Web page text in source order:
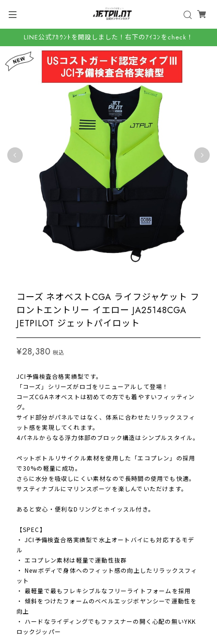
LINE公式ｱｶｳﾝﾄを開設しました！右下のｱｲｺﾝをcheck！
コーズ ネオベストCGA ライフジャケット フ
ロントエントリー イエロー JA25148CGA
JETPILOT ジェットパイロット
¥28,380 税込
JCI予備検査合格実績型です。
「コーズ」シリーズがロゴをリニューアルして登場！
コーズCGAネオベストは初めての方でも着やすいフィッティン
グ。
サイド部分がパネルではなく、体系に合わせたリラックスフィ
ット感を実現してくれます。
4パネルからなる浮力体部のブロック構造はシンプルスタイル。
ペットボトルリサイクル素材を使用した「エコプレン」の採用
で30%の軽量に成功。
さらに水分を吸収しにくい素材なので長時間の使用でも快適。
サスティナブルにマリンスポーツを楽しんでいただけます。
あると安心・便利なDリングとホイッスル付き。
【SPEC】
・ JCI予備検査合格実績型で水上オートバイにも対応するモデ
ル
・ エコプレン素材は軽量で運動性抜群
・ Newボディで身体へのフィット感の向上したリラックスフィ
ット
・ 最軽量で最もフレキシブルなフリーライトフォームを採用
・ 傾斜をつけたフォームのベベルエッジボヤンシーで運動性を
向上
・ ハードなライディングでもファスナーの開く心配の無いYKK
ロックジッパー